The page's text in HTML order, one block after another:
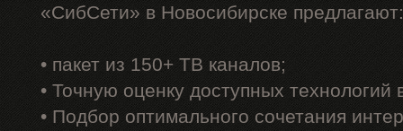
«СибСети» в Новосибирске предлагают:
• пакет из 150+ ТВ каналов;
• Точную оценку доступных
• Подбор оптимального сочетания